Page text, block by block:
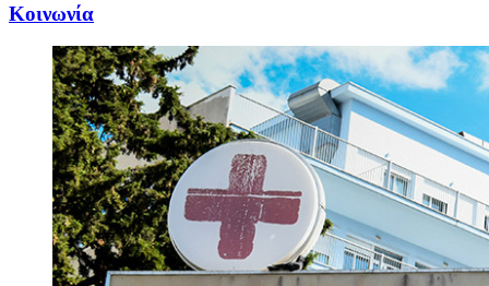
Κοινωνία